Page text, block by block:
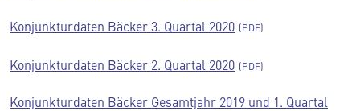
Konjunkturdaten Bäcker 3. Quartal 2020
Konjunkturdaten Bäcker 2. Quartal 2020
Konjunkturdaten Bäcker Gesamtjahr 2019 und 1. Quartal